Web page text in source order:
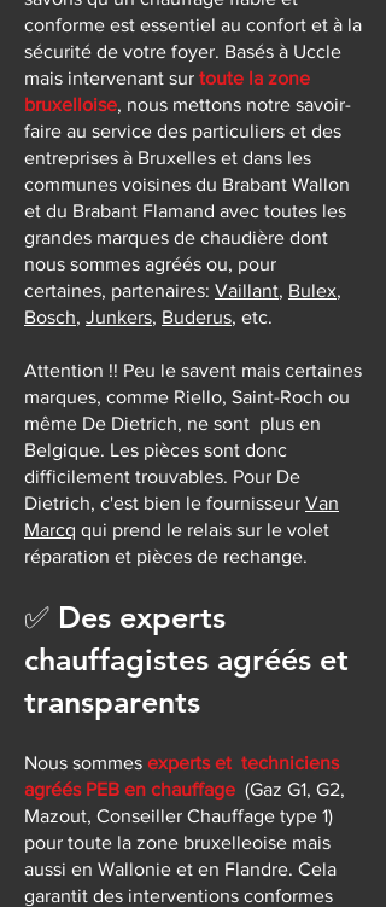
conforme est essentiel au confort et à la
sécurité de votre foyer. Basés à Uccle
mais intervenant sur toute la zone
bruxelloise, nous mettons notre savoir-
faire au service des particuliers et des
entreprises à Bruxelles et dans les
communes voisines du Brabant Wallon
et du Brabant Flamand avec toutes les
grandes marques de chaudière dont
nous sommes agréés ou, pour
certaines, partenaires: Vaillant, Bulex,
Bosch, Junkers, Buderus, etc.
Attention !! Peu le savent mais certaines
marques, comme Riello, Saint-Roch ou
même De Dietrich, ne sont plus en
Belgique. Les pièces sont donc
difficilement trouvables. Pour De
Dietrich, c'est bien le fournisseur Van
Marcq qui prend le relais sur le volet
réparation et pièces de rechange.
✅ Des experts
chauffagistes agréés et
transparents
Nous sommes experts et techniciens
agréés PEB en chauffage (Gaz G1, G2,
Mazout, Conseiller Chauffage type 1)
pour toute la zone bruxelleoise mais
aussi en Wallonie et en Flandre. Cela
garantit des interventions conformes